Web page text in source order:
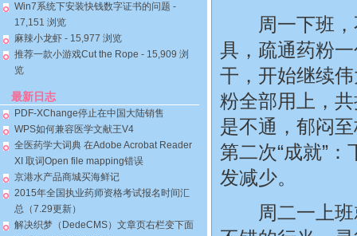
Win7系统下安装快钱数字证书的问题 -
17,151 浏览
麻辣小龙虾 - 15,977 浏览
推荐一款小游戏Cut the Rope - 15,909 浏
览
最新日志
PDF-XChange停止在中国大陆销售
WPS如何兼容医学文献王V4
全医药学大词典 在Adobe Acrobat Reader
XI 取词Open file mapping错误
京港水产品商城买海鲜记
2015年全国执业药师资格考试报名时间汇
总（7.29更新）
解决织梦（DedeCMS）文章页右栏变下面
周一下班，
具，疏通药粉
干，开始继续
粉全部用上，
是不通，郁闷
第二次“成就”
发减少。
周二一上班